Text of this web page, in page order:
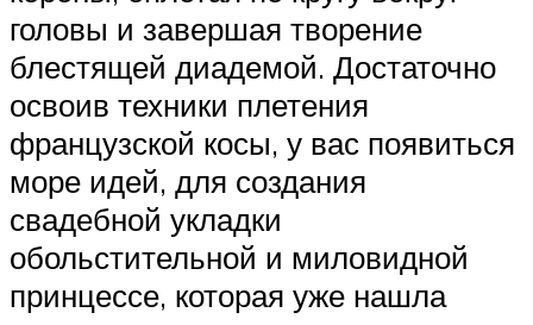
головы и завершая творение
блестящей диадемой. Достаточно
освоив техники плетения
французской косы, у вас появиться
море идей, для создания
свадебной укладки
обольстительной и миловидной
принцессе, которая уже нашла